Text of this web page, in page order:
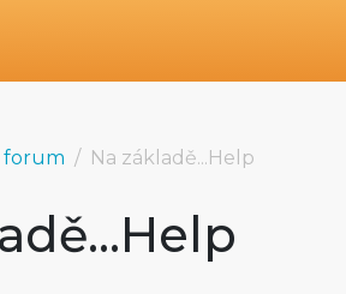
forum Na základě...Help